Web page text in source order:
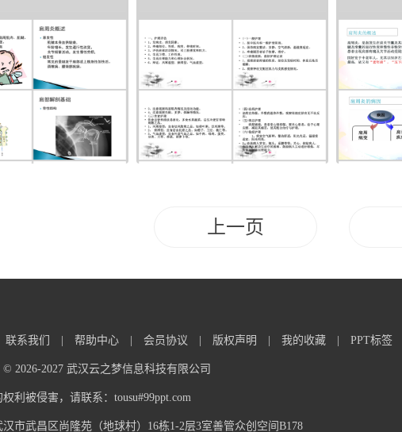
上一页
联系我们 帮助中心 会员协议 版权声明 我的收藏 PPT标签
© 2026-2027 武汉云之梦信息科技有限公司
利被侵害，请联系：tousu#99ppt.com
市武昌区尚隆苑（地球村）16栋1-2层3室善管众创空间B178